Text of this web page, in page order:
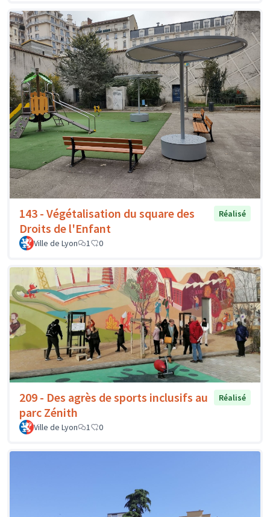
143 - Végétalisation du square des
Droits de l'Enfant
Réalisé
Ville de Lyon 1 0
209 - Des agrès de sports inclusifs au
parc Zénith
Réalisé
Ville de Lyon 1 0